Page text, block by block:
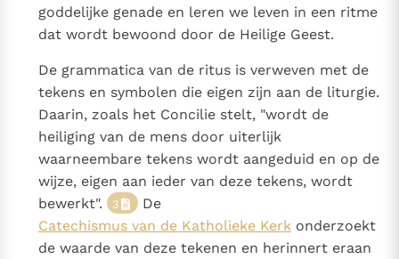
goddelijke genade en leren we leven in een ritme
dat wordt bewoond door de Heilige Geest.
De grammatica van de ritus is verweven met de
tekens en symbolen die eigen zijn aan de liturgie.
Daarin, zoals het Concilie stelt, "wordt de
heiliging van de mens door uiterlijk
waarneembare tekens wordt aangeduid en op de
wijze, eigen aan ieder van deze tekens, wordt
bewerkt".
3
De
Catechismus van de Katholieke Kerkonderzoekt
de waarde van deze tekenen en herinnert eraan